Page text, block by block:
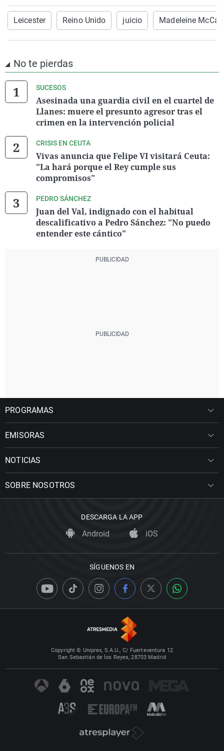
Leicester Reino Unido juicio Madeleine
No te pierdas
SUCESOS
Asesinada una guardia civil en el cuartel de
Llanes: muere el presunto agresor tras el
crimen en la intervención policial
CRISIS EN CEUTA
Vivas anuncia que Felipe VI visitará Ceuta:
"La hará porque el Rey cumple sus
compromisos"
PEDRO SÁNCHEZ
Juan del Val, indignado con el habitual
descalificativo a Pedro Sánchez: "No puedo
entender este cántico"
PROGRAMAS
EMISORAS
NOTICIAS
SOBRE NOSOTROS
DESCARGA LA APP
Android iOS
SÍGUENOS EN
Copyright © Uniprex, S.A.U., C/ Fuerteventura 12
San Sebastián de los Reyes, 28703 Madrid